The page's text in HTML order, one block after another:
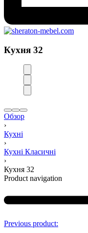
Кухня 32
Обзор
›
Кухні
›
Кухні Класичні
›
Кухня 32
Product navigation
Previous product: